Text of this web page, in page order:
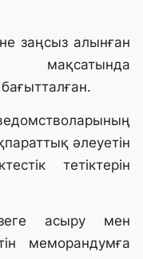
заңсыз алынған
мақсатында
әлеуетін
тетіктерін
асыру мен
меморандумға